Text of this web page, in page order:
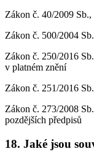
Zákon č. 40/2009
Zákon č. 500/2004
Zákon č. 250/2016
v platném znění
Zákon č. 251/2016
Zákon č. 273/2008
pozdějších předpisů
18. Jaké jsou